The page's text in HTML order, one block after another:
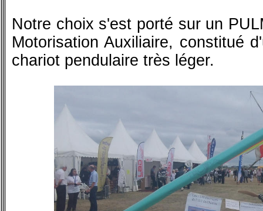
Notre choix s'est porté sur un
Motorisation Auxiliaire, constitué
chariot pendulaire très léger.